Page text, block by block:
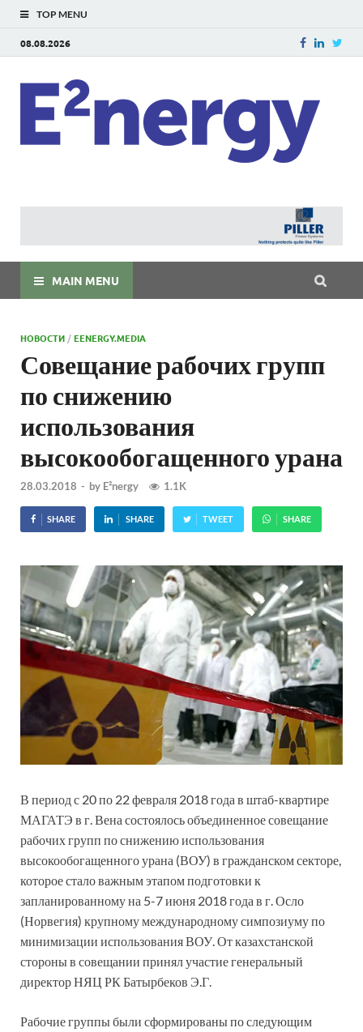
TOP MENU
08.08.2026
MAIN MENU
НОВОСТИ /EENERGY.MEDIA
Совещание рабочих групп
по снижению
использования
высокообогащенного урана
28.03.2018 - by E²nergy 1.1K
SHARE SHARE TWEET SHARE
В период с 20 по 22 февраля 2018 года в штаб-квартире
МАГАТЭ в г. Вена состоялось объединенное совещание
рабочих групп по снижению использования
высокообогащенного урана (ВОУ) в гражданском секторе,
которое стало важным этапом подготовки к
запланированному на 5-7 июня 2018 года в г. Осло
(Норвегия) крупному международному симпозиуму по
минимизации использования ВОУ. От казахстанской
стороны в совещании принял участие генеральный
директор НЯЦ РК Батырбеков Э.Г.
Рабочие группы были сформированы по следующим